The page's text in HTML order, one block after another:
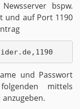
bspw.
und auf Port 1190
und Pass­wort
mit­tels
an­zu­ge­ben.